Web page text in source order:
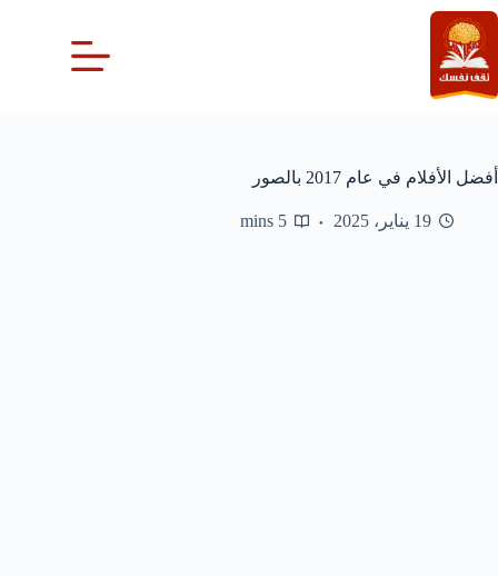
التجاوز
إلى
المحتوى
أفضل الأفلام في عام 2017 بالصور
19 يناير، 2025 5 mins